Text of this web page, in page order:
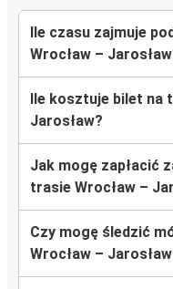
Ile czasu zajmuje
Wrocław –
Ile kosztuje bilet na
Jarosław?
Jak mogę zapłacić
trasie Wrocław –
Czy mogę śledzić
Wrocław –